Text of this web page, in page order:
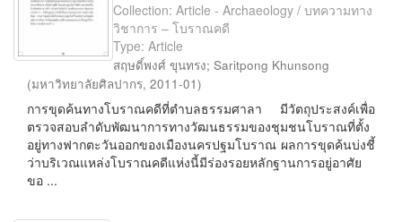
Collection: Article - Archaeology / บทความทาง
วิชาการ – โบราณคดี
Type: Article
สฤษดิ์พงศ์ ขุนทรง; Saritpong Khunsong
(มหาวิทยาลัยศิลปากร, 2011-01)
การขุดค้นทางโบราณคดีที่ตำบลธรรมศาลา มีวัตถุประสงค์เพื่อ
ตรวจสอบลำดับพัฒนาการทางวัฒนธรรมของชุมชนโบราณที่ตั้ง
อยู่ทางฟากตะวันออกของเมืองนครปฐมโบราณ ผลการขุดค้นบ่งชี้
ว่าบริเวณแหล่งโบราณคดีแห่งนี้มีร่องรอยหลักฐานการอยู่อาศัย
ขอ ...